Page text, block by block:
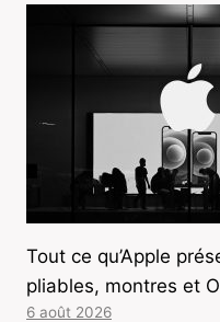
Tout ce qu’Apple
pliables, montres et
6 août 2026